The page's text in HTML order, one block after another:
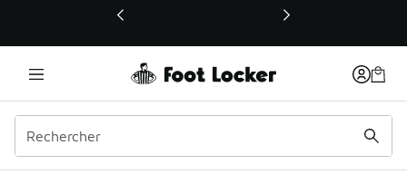
Ce lien ouvrira une nouvelle fenêtre